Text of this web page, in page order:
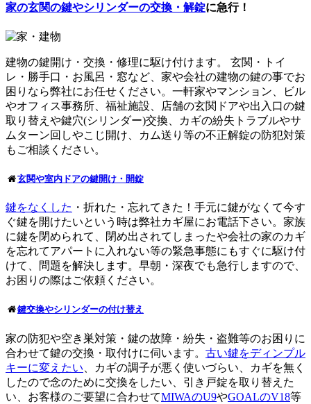
家の玄関の鍵やシリンダーの交換・解錠に急行！
建物の鍵開け・交換・修理に駆け付けます。 玄関・トイ
レ・勝手口・お風呂・窓など、家や会社の建物の鍵の事でお
困りなら弊社にお任せください。一軒家やマンション、ビル
やオフィス事務所、福祉施設、店舗の玄関ドアや出入口の鍵
取り替えや鍵穴(シリンダー)交換、カギの紛失トラブルやサ
ムターン回しやこじ開け、カム送り等の不正解錠の防犯対策
もご相談ください。
玄関や室内ドアの鍵開け・開錠
鍵をなくした ・折れた・忘れてきた！手元に鍵がなくて今す
ぐ鍵を開けたいという時は弊社カギ屋にお電話下さい。家族
に鍵を閉められて、閉め出されてしまったや会社の家のカギ
を忘れてアパートに入れない等の緊急事態にもすぐに駆け付
けて、問題を解決します。早朝・深夜でも急行しますので、
お困りの際はご依頼ください。
鍵交換やシリンダーの付け替え
家の防犯や空き巣対策・鍵の故障・紛失・盗難等のお困りに
合わせて鍵の交換・取付けに伺います。 古い鍵をディンプル
キーに変えたい 、カギの調子が悪く使いづらい、カギを無く
したので念のために交換をしたい、引き戸錠を取り替えた
い、お客様のご要望に合わせてMIWAのU9やGOALのV18等